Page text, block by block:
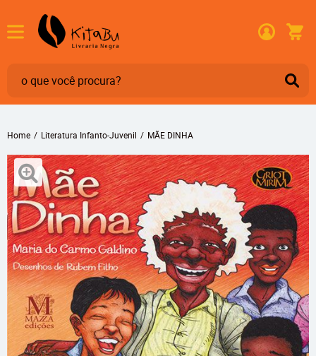
Home Literatura Infanto-Juvenil MÃE DINHA